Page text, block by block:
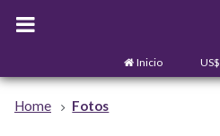
Inicio US$
Home Fotos